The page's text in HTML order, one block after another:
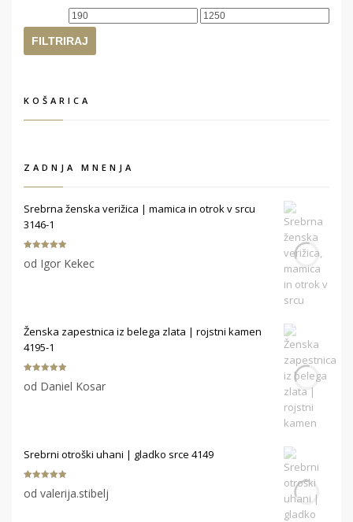
Min
cena
Max
FILTRIRAJ
KOŠARICA
ZADNJA MNENJA
Srebrna ženska verižica | mamica in otrok v srcu
3146-1
od 5
od Igor Kekec
Ženska zapestnica iz belega zlata | rojstni kamen
4195-1
od 5
od Daniel Kosar
Srebrni otroški uhani | gladko srce 4149
od 5
od valerija.stibelj